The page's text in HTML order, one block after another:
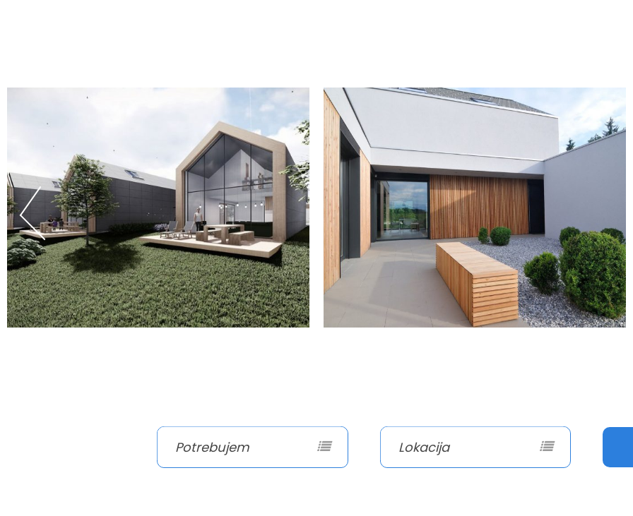
Potrebujem Lokacija